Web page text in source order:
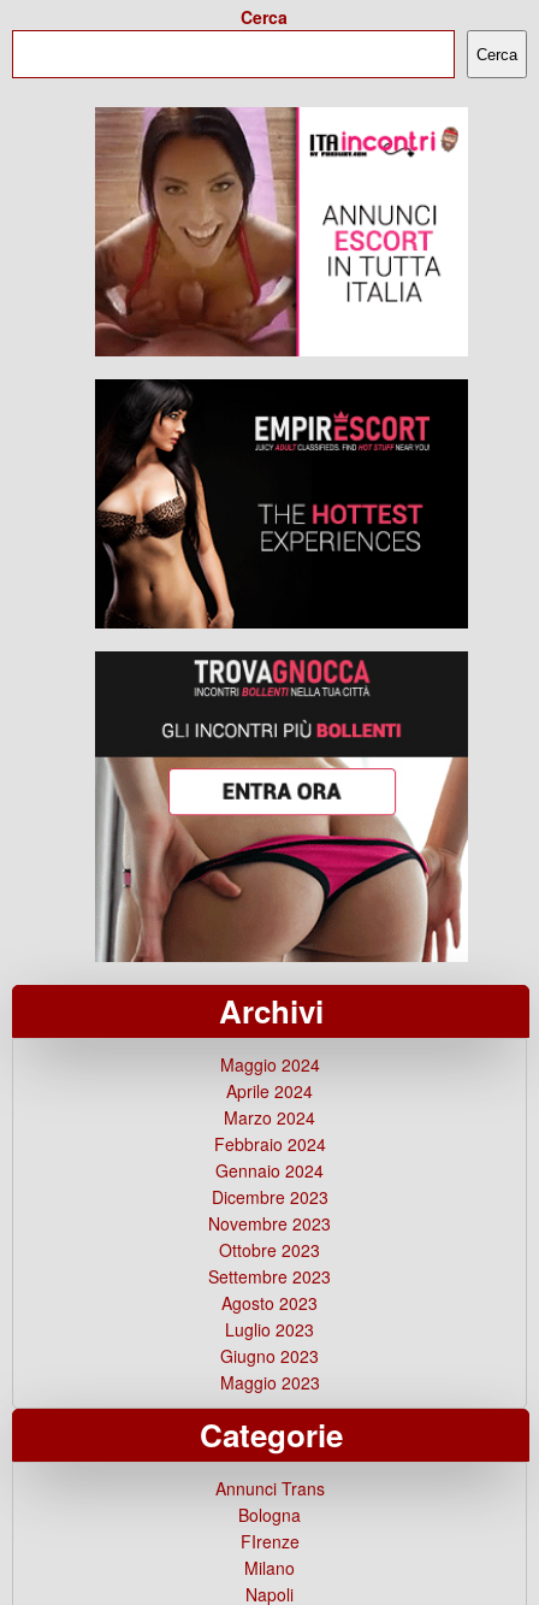
Cerca
Cerca
Archivi
Maggio 2024
Aprile 2024
Marzo 2024
Febbraio 2024
Gennaio 2024
Dicembre 2023
Novembre 2023
Ottobre 2023
Settembre 2023
Agosto 2023
Luglio 2023
Giugno 2023
Maggio 2023
Categorie
Annunci Trans
Bologna
FIrenze
Milano
Napoli